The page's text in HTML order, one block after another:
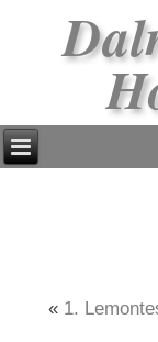
« 1.